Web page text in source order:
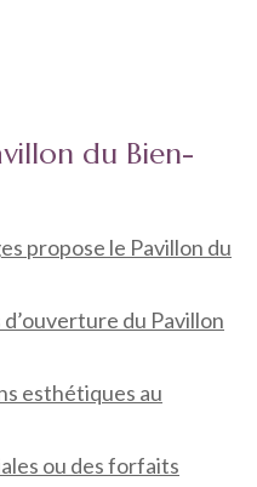
du Bien-
propose le Pavillon du
du Pavillon
esthétiques au
ou des forfaits